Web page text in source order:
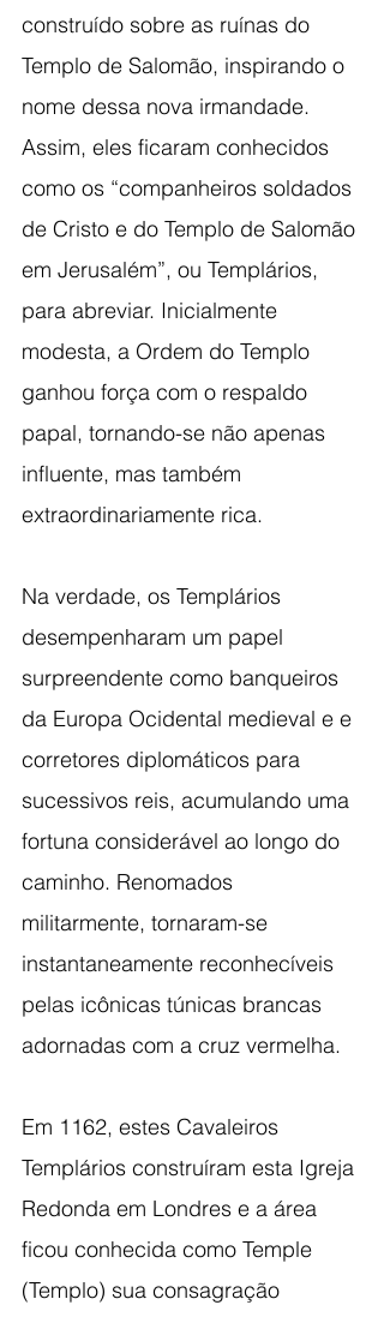
construído sobre as ruínas do
Templo de Salomão, inspirando o
nome dessa nova irmandade.
Assim, eles ficaram conhecidos
como os “companheiros soldados
de Cristo e do Templo de Salomão
em Jerusalém”, ou Templários,
para abreviar. Inicialmente
modesta, a Ordem do Templo
ganhou força com o respaldo
papal, tornando-se não apenas
influente, mas também
extraordinariamente rica.
Na verdade, os Templários
desempenharam um papel
surpreendente como banqueiros
da Europa Ocidental medieval e e
corretores diplomáticos para
sucessivos reis, acumulando uma
fortuna considerável ao longo do
caminho. Renomados
militarmente, tornaram-se
instantaneamente reconhecíveis
pelas icônicas túnicas brancas
adornadas com a cruz vermelha.
Em 1162, estes Cavaleiros
Templários construíram esta Igreja
Redonda em Londres e a área
ficou conhecida como Temple
(Templo) sua consagração